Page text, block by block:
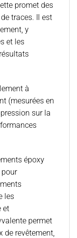
promet des
traces. Il est
y
et les
à
(mesurées en
sur la
époxy
les
et
permet
de revêtement,